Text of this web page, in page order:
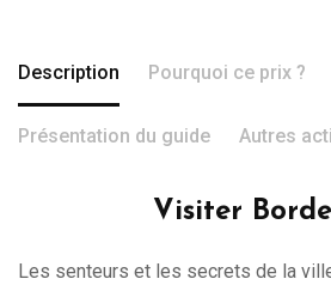
Description Pourquoi ce prix ?
Présentation du guide Autres
Visiter
Les senteurs et les secrets de la